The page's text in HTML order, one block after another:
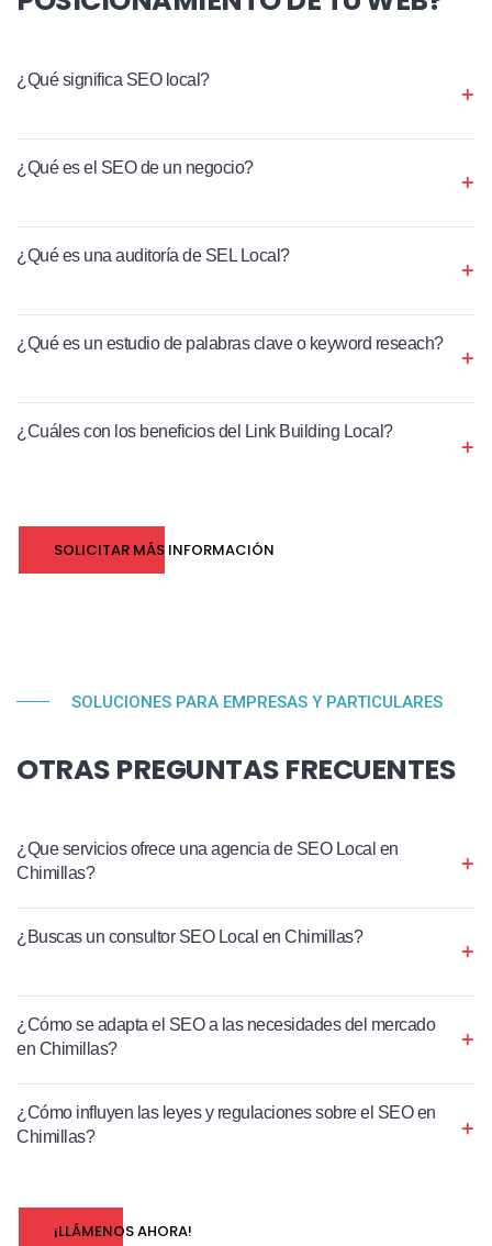
¿Qué significa SEO local?
¿Qué es el SEO de un negocio?
¿Qué es una auditoría de SEL Local?
¿Qué es un estudio de palabras clave o keyword reseach?
¿Cuáles con los beneficios del Link Building Local?
SOLICITAR MÁS INFORMACIÓN
SOLUCIONES PARA EMPRESAS Y PARTICULARES
OTRAS PREGUNTAS FRECUENTES
¿Que servicios ofrece una agencia de SEO Local en
Chimillas?
¿Buscas un consultor SEO Local en Chimillas?
¿Cómo se adapta el SEO a las necesidades del mercado
en Chimillas?
¿Cómo influyen las leyes y regulaciones sobre el SEO en
Chimillas?
¡LLÁMENOS AHORA!